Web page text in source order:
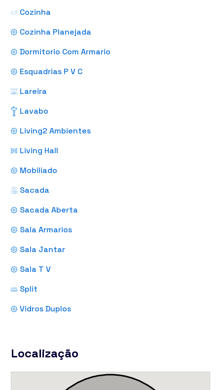
Cozinha
Cozinha Planejada
Dormitorio Com Armario
Esquadrias P V C
Lareira
Lavabo
Living2 Ambientes
Living Hall
Mobiliado
Sacada
Sacada Aberta
Sala Armarios
Sala Jantar
Sala T V
Split
Vidros Duplos
Localização